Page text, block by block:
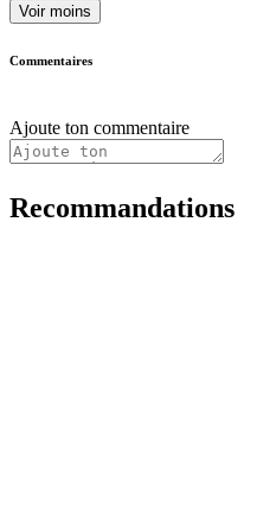
Voir moins
Commentaires
Ajoute ton commentaire
Recommandations